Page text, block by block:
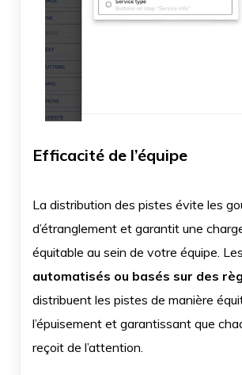
Efficacité de l’équipe
La distribution des pistes évite les
d’étranglement et garantit une
équitable au sein de votre équipe. Les
automatisés ou basés sur des
distribuent les pistes de manière
l’épuisement et garantissant que
reçoit de l’attention.